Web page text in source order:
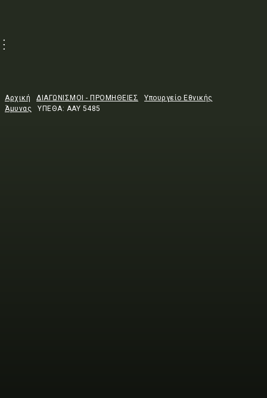
Αρχική ΔΙΑΓΩΝΙΣΜΟΙ - ΠΡΟΜΗΘΕΙΕΣ
Υπουργείο Εθνικής
Άμυνας
ΥΠΕΘΑ: ΑΑΥ 5485